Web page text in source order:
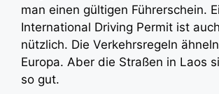
man einen gültigen Führerschein.
International Driving Permit ist
nützlich. Die Verkehrsregeln
Europa. Aber die Straßen in Laos
so gut.